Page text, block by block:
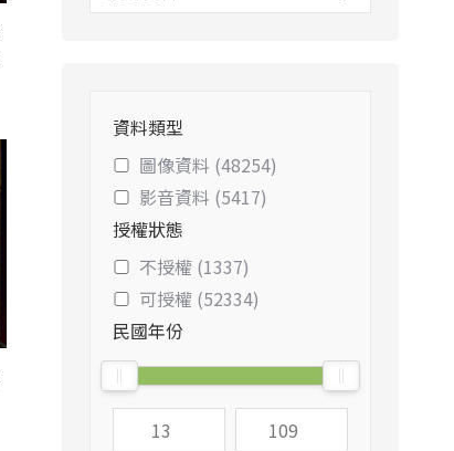
資料類型
圖像資料 (48254)
影音資料 (5417)
授權狀態
不授權 (1337)
可授權 (52334)
民國年份